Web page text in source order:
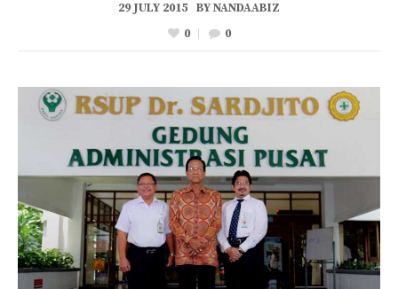
29 JULY 2015 BYNANDAABIZ
0
0